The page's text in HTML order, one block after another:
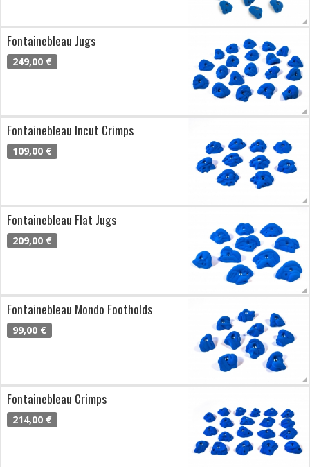
Fontainebleau Jugs
249,00 €
Fontainebleau Incut Crimps
109,00 €
Fontainebleau Flat Jugs
209,00 €
Fontainebleau Mondo Footholds
99,00 €
Fontainebleau Crimps
214,00 €